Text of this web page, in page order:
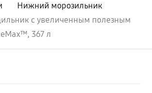
Нижний морозильник
с увеличенным полезным
367 л